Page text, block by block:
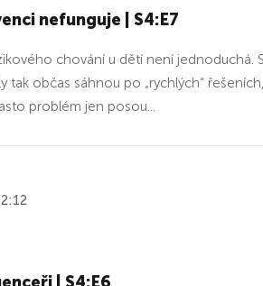
nefunguje | S4:E7
chování u dětí není
tak občas sáhnou po „rychlých“
problém jen posou...